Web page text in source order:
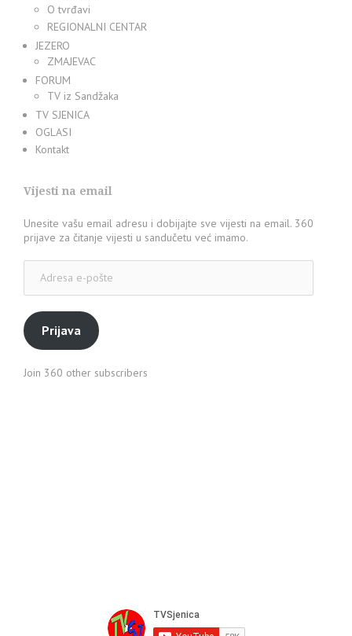
O tvrđavi
REGIONALNI CENTAR
JEZERO
ZMAJEVAC
FORUM
TV iz Sandžaka
TV SJENICA
OGLASI
Kontakt
Vijesti na email
Unesite vašu email adresu i dobijajte sve vijesti na email. 360
prijave za čitanje vijesti u sandučetu već imamo.
pošte
Prijava
Join 360 other subscribers